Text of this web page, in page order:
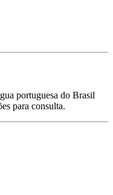
portuguesa do Brasil
para consulta.